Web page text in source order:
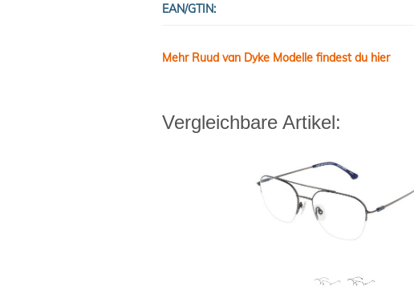
EAN/GTIN:
Mehr Ruud van Dyke Modelle findest du hier
Vergleichbare Artikel: